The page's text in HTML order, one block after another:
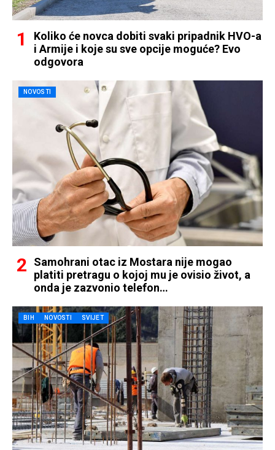
Koliko će novca dobiti svaki pripadnik HVO-a
i Armije i koje su sve opcije moguće? Evo
odgovora
NOVOSTI
Samohrani otac iz Mostara nije mogao
platiti pretragu o kojoj mu je ovisio život, a
onda je zazvonio telefon…
BIH NOVOSTI SVIJET